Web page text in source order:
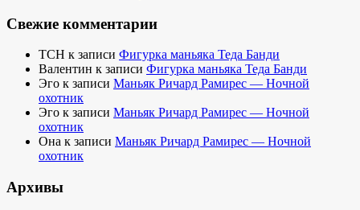
Свежие комментарии
TCH к записи Фигурка маньяка Теда Банди
Валентин к записи Фигурка маньяка Теда Банди
Эго к записи Маньяк Ричард Рамирес — Ночной
охотник
Эго к записи Маньяк Ричард Рамирес — Ночной
охотник
Она к записи Маньяк Ричард Рамирес — Ночной
охотник
Архивы